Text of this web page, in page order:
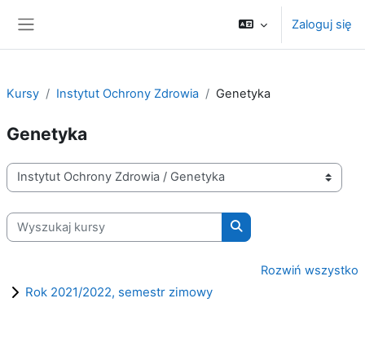
Zaloguj się
Kursy Instytut Ochrony Zdrowia Genetyka
Genetyka
Kategorie kursów
Wyszukaj kursy
Wyszukaj kursy
Rozwiń wszystko
Rok 2021/2022, semestr zimowy